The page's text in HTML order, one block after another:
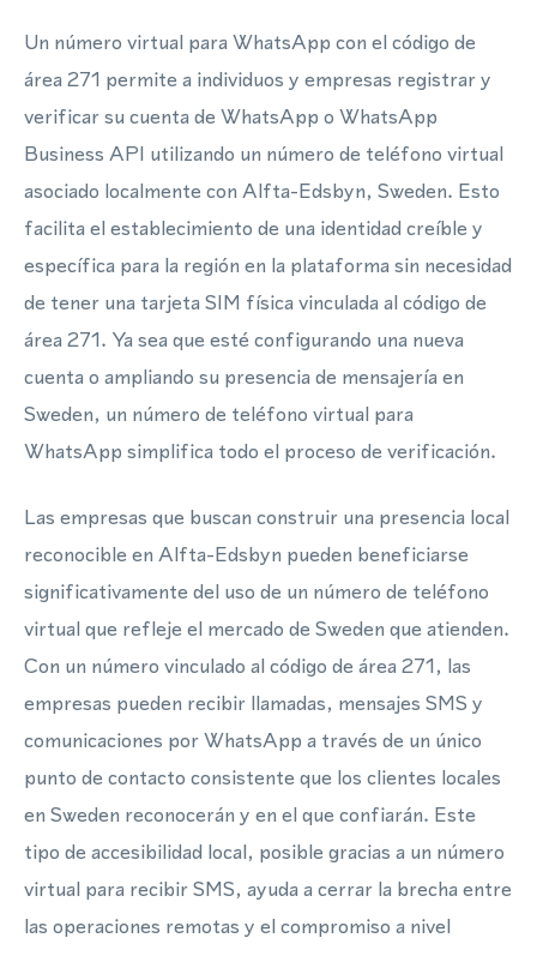
Un número virtual para WhatsApp con el código de
área 271 permite a individuos y empresas registrar y
verificar su cuenta de WhatsApp o WhatsApp
Business API utilizando un número de teléfono virtual
asociado localmente con Alfta-Edsbyn, Sweden. Esto
facilita el establecimiento de una identidad creíble y
específica para la región en la plataforma sin necesidad
de tener una tarjeta SIM física vinculada al código de
área 271. Ya sea que esté configurando una nueva
cuenta o ampliando su presencia de mensajería en
Sweden, un número de teléfono virtual para
WhatsApp simplifica todo el proceso de verificación.
Las empresas que buscan construir una presencia local
reconocible en Alfta-Edsbyn pueden beneficiarse
significativamente del uso de un número de teléfono
virtual que refleje el mercado de Sweden que atienden.
Con un número vinculado al código de área 271, las
empresas pueden recibir llamadas, mensajes SMS y
comunicaciones por WhatsApp a través de un único
punto de contacto consistente que los clientes locales
en Sweden reconocerán y en el que confiarán. Este
tipo de accesibilidad local, posible gracias a un número
virtual para recibir SMS, ayuda a cerrar la brecha entre
las operaciones remotas y el compromiso a nivel